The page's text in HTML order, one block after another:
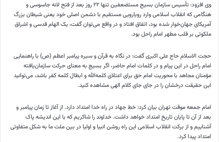
وی افزود: تأسیس سازمان بسیج مستضعفین تنها ۲۲ روز بعد از فتح لانه جاسوسی و
هنگامی که انقلاب اسلامی وارد رویارویی مستقیم با دشمن اصلی خود یعنی شیطان بزرگ
آمریکای جهان‌خوار شده بود، اتفاق افتاد و در واقع می‌توان گفت، یک الهام قدسی و اشراق
ملکوتی بر قلب مطهر امام راحل بود.
حجت الاسلام حاج علی اکبری گفت: در نگاه به قرآن و سیره پیامبر اعظم (ص) با راهنمایی
امام راحل در این پیام و در کلمات امام حاضر، اگر بسیج به معنای حرکت سازمان‌یافته
مؤمنان مجاهد با محوریت امام حق برای اعتلای کلمه‌الله و ابطال کلمه کفر باشد، می‌توانید
این حقیقت درخشان را در جای جای کلام الهی مشاهده کنید.
امام جمعه موقت تهران بیان کرد: خط جهاد در راه خدا امتداد دارد. از آغاز تا زمان پیامبر و
بعد از آن تا پایان تاریخ امتداد خواهد داشت. خداوند را شاکریم که با این اندیشه پاک
آشناییم و از برکت انقلاب اسلامی این راه روشن انبیا و اولیا در بین ملت ما به شکل متفاوتی
امتداد پیدا کرد.